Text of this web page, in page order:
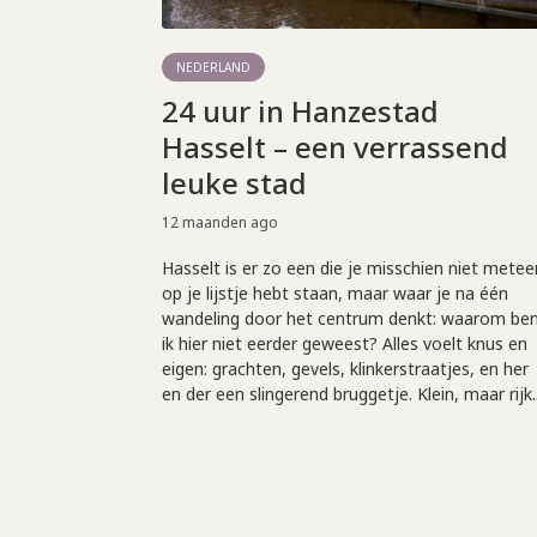
NEDERLAND
24 uur in Hanzestad
Hasselt – een verrassend
leuke stad
12 maanden ago
Hasselt is er zo een die je misschien niet
op je lijstje hebt staan, maar waar je na één
wandeling door het centrum denkt: waarom ben
ik hier niet eerder geweest? Alles voelt knus en
eigen: grachten, gevels, klinkerstraatjes, en her
en der een slingerend bruggetje. Klein, maar